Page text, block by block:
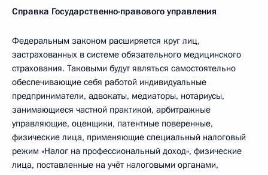
Справка Государственно-правового управления
Федеральным законом расширяется круг лиц,
застрахованных в системе обязательного медицинского
страхования. Таковыми будут являться самостоятельно
обеспечивающие себя работой индивидуальные
предприниматели, адвокаты, медиаторы, нотариусы,
занимающиеся частной практикой, арбитражные
управляющие, оценщики, патентные поверенные,
физические лица, применяющие специальный налоговый
режим «Налог на профессиональный доход», физические
лица, поставленные на учёт налоговыми органами,